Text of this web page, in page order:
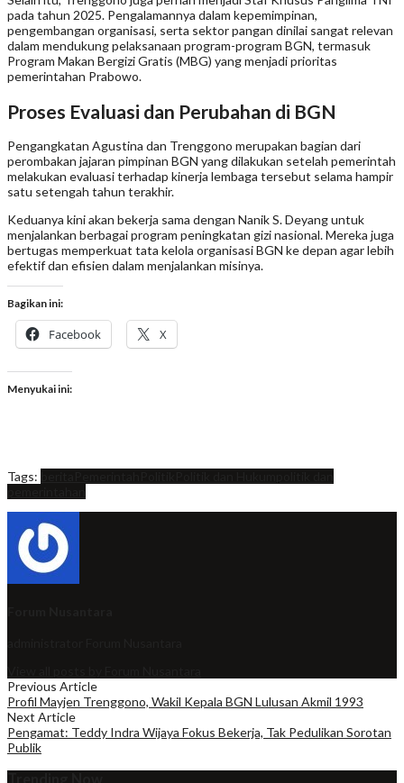
pada tahun 2025. Pengalamannya dalam kepemimpinan,
pengembangan organisasi, serta sektor pangan dinilai sangat relevan
dalam mendukung pelaksanaan program-program BGN, termasuk
Program Makan Bergizi Gratis (MBG) yang menjadi prioritas
pemerintahan Prabowo.
Proses Evaluasi dan Perubahan di BGN
Pengangkatan Agustina dan Trenggono merupakan bagian dari
perombakan jajaran pimpinan BGN yang dilakukan setelah pemerintah
melakukan evaluasi terhadap kinerja lembaga tersebut selama hampir
satu setengah tahun terakhir.
Keduanya kini akan bekerja sama dengan Nanik S. Deyang untuk
menjalankan berbagai program peningkatan gizi nasional. Mereka juga
bertugas memperkuat tata kelola organisasi BGN ke depan agar lebih
efektif dan efisien dalam menjalankan misinya.
Bagikan ini:
Facebook X
Menyukai ini:
Tags:
Previous Article
Profil Mayjen Trenggono, Wakil Kepala BGN Lulusan Akmil 1993
Next Article
Pengamat: Teddy Indra Wijaya Fokus Bekerja, Tak Pedulikan Sorotan
Publik